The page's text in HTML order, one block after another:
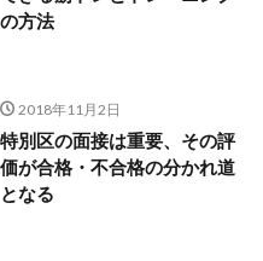
の方法
2018年11月2日
特別区の面接は重要、その評
価が合格・不合格の分かれ道
となる